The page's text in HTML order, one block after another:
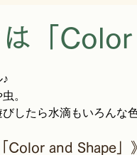
「Color
。
したら水滴もいろんな
Color and Shape」》